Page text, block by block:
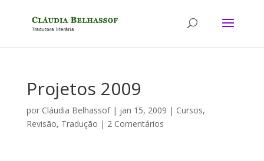
Projetos 2009
por Cláudia Belhassof| jan 15, 2009 | Cursos,
Revisão, Tradução | 2 Comentários